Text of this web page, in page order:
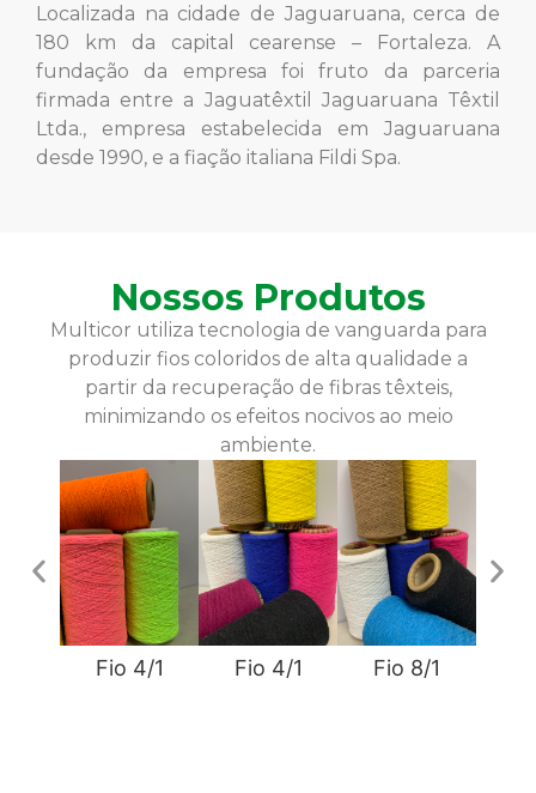
Localizada na cidade de Jaguaruana, cerca de
180 km da capital cearense – Fortaleza. A
fundação da empresa foi fruto da parceria
firmada entre a Jaguatêxtil Jaguaruana Têxtil
Ltda., empresa estabelecida em Jaguaruana
desde 1990, e a fiação italiana Fildi Spa.
Nossos Produtos
Multicor utiliza tecnologia de vanguarda para
produzir fios coloridos de alta qualidade a
partir da recuperação de fibras têxteis,
minimizando os efeitos nocivos ao meio
ambiente.
Fio 4/1 Fio 4/1 Fio 8/1